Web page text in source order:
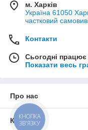
м. Харків
Україна 61050
частковий
Контакти
Сьогодні
Показати весь
Про нас
Контакти
КНОПКА
ЗВ'ЯЗКУ